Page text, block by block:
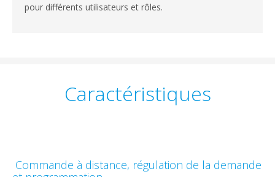
pour différents utilisateurs et rôles.
Caractéristiques
Commande à distance, régulation de la demande